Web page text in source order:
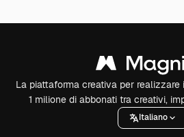
La piattaforma creativa per
1 milione di abbonati tra creativi,
Italiano